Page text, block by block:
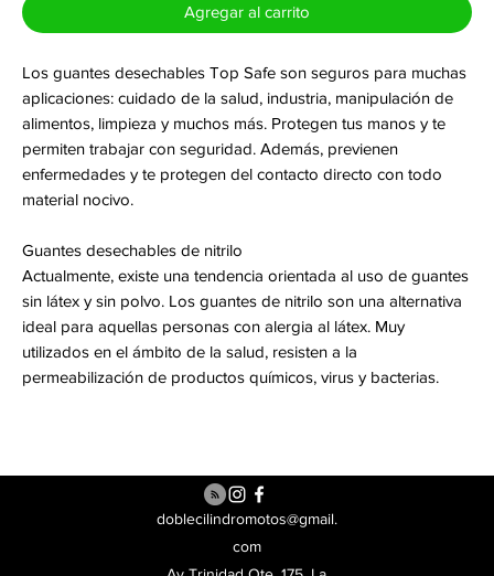
Agregar al carrito
Los guantes desechables Top Safe son seguros para muchas
aplicaciones: cuidado de la salud, industria, manipulación de
alimentos, limpieza y muchos más. Protegen tus manos y te
permiten trabajar con seguridad. Además, previenen
enfermedades y te protegen del contacto directo con todo
material nocivo.
Guantes desechables de nitrilo
Actualmente, existe una tendencia orientada al uso de guantes
sin látex y sin polvo. Los guantes de nitrilo son una alternativa
ideal para aquellas personas con alergia al látex. Muy
utilizados en el ámbito de la salud, resisten a la
permeabilización de productos químicos, virus y bacterias.
doblecilindromotos@gmail.
com